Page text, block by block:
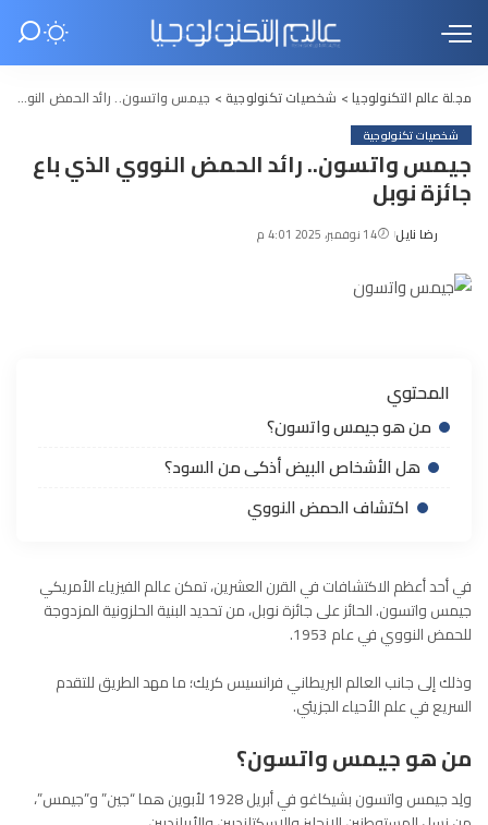
مجلة عالم التكنولوجيا> شخصيات تكنولوجية > جيمس واتسون.. رائد الحمض النووي الذي باع جائزة نوبل
شخصيات تكنولوجية
جيمس واتسون.. رائد الحمض النووي الذي باع
جائزة نوبل
Posted
رضا نايل 14 نوفمبر، 2025 4:01 م
المحتوي
من هو جيمس واتسون؟
هل الأشخاص البيض أذكى من السود؟
اكتشاف الحمض النووي
في أحد أعظم الاكتشافات في القرن العشرين، تمكن عالم الفيزياء الأمريكي
جيمس واتسون. الحائز على جائزة نوبل، من تحديد البنية الحلزونية المزدوجة
للحمض النووي في عام 1953.
وذلك إلى جانب العالم البريطاني فرانسيس كريك؛ ما مهد الطريق للتقدم
السريع في علم الأحياء الجزيئي.
من هو جيمس واتسون؟
ولِد جيمس واتسون بشيكاغو في أبريل 1928 لأبوين هما “جين” و”جيمس”،